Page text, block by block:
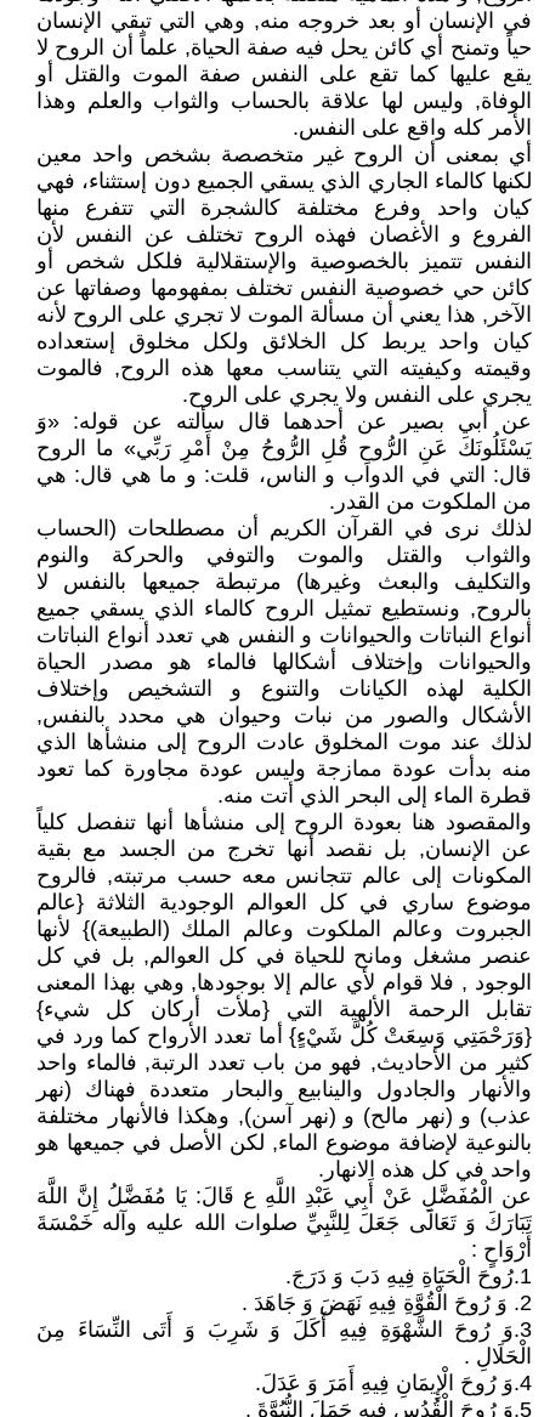
في الإنسان أو بعد خروجه منه, وهي التي تبقي الإنسان
حياً وتمنح أي كائن يحل فيه صفة الحياة, علماً أن الروح لا
يقع عليها كما تقع على النفس صفة الموت والقتل أو
الوفاة, وليس لها علاقة بالحساب والثواب والعلم وهذا
الأمر كله واقع على النفس.
أي بمعنى أن الروح غير متخصصة بشخص واحد معين
لكنها كالماء الجاري الذي يسقي الجميع دون إستثناء، فهي
كيان واحد وفرع مختلفة كالشجرة التي تتفرع منها
الفروع و الأغصان فهذه الروح تختلف عن النفس لأن
النفس تتميز بالخصوصية والإستقلالية فلكل شخص أو
كائن حي خصوصية النفس تختلف بمفهومها وصفاتها عن
الآخر, هذا يعني أن مسألة الموت لا تجري على الروح لأنه
كيان واحد يربط كل الخلائق ولكل مخلوق إستعداده
وقيمته وكيفيته التي يتناسب معها هذه الروح, فالموت
يجري على النفس ولا يجري على الروح.
عن أبي بصير عن أحدهما قال‏ سألته عن قوله: «وَ
يَسْئَلُونَكَ عَنِ الرُّوحِ قُلِ الرُّوحُ مِنْ أَمْرِ رَبِّي‏» ما الروح
قال: التي في الدواب و الناس، قلت: و ما هي قال: هي‏
من‏ الملكوت‏ من القدر.
لذلك نرى في القرآن الكريم أن مصطلحات (الحساب
والثواب والقتل والموت والتوفي والحركة والنوم
والتكليف والبعث وغيرها) مرتبطة جميعها بالنفس لا
بالروح, ونستطيع تمثيل الروح كالماء الذي يسقي جميع
أنواع النباتات والحيوانات و النفس هي تعدد أنواع النباتات
والحيوانات وإختلاف أشكالها فالماء هو مصدر الحياة
الكلية لهذه الكيانات والتنوع و التشخيص وإختلاف
الأشكال والصور من نبات وحيوان هي محدد بالنفس,
لذلك عند موت المخلوق عادت الروح إلى منشأها الذي
منه بدأت عودة ممازجة وليس عودة مجاورة كما تعود
قطرة الماء إلى البحر الذي أتت منه.
والمقصود هنا بعودة الروح إلى منشأها أنها تنفصل كلياً
عن الإنسان, بل نقصد أنها تخرج من الجسد مع بقية
المكونات إلى عالم تتجانس معه حسب مرتبته, فالروح
موضوع ساري في كل العوالم الوجودية الثلاثة {عالم
الجبروت وعالم الملكوت وعالم الملك (الطبيعة)} لأنها
عنصر مشغل ومانح للحياة في كل العوالم, بل في كل
الوجود , فلا قوام لأي عالم إلا بوجودها, وهي بهذا المعنى
تقابل الرحمة الألهية التي {ملأت أركان كل شيء}
{وَرَحْمَتِي وَسِعَتْ كُلَّ شَيْءٍ} أما تعدد الأرواح كما ورد في
كثير من الأحاديث, فهو من باب تعدد الرتبة, فالماء واحد
والأنهار والجادول والينابيع والبحار متعددة فهناك (نهر
عذب) و (نهر مالح) و (نهر آسن), وهكذا فالأنهار مختلفة
بالنوعية لإضافة موضوع الماء, لكن الأصل في جميعها هو
واحد في كل هذه الانهار.
عن الْمُفَضَّلِ عَنْ أَبِي عَبْدِ اللَّهِ ع قَالَ: يَا مُفَضَّلُ إِنَّ اللَّهَ
تَبَارَكَ وَ تَعَالَى جَعَلَ لِلنَّبِيِّ صلوات الله عليه وآله خَمْسَةَ
أَرْوَاحٍ :
1.رُوحَ‏ الْحَيَاةِ فِيهِ‏ دَبَ‏ وَ دَرَجَ‏.
2. وَ رُوحَ الْقُوَّةِ فِيهِ نَهَضَ وَ جَاهَدَ .
3.وَ رُوحَ الشَّهْوَةِ فِيهِ أَكَلَ وَ شَرِبَ وَ أَتَى النِّسَاءَ مِنَ
الْحَلَالِ .
4.وَ رُوحَ الْإِيمَانِ فِيهِ أَمَرَ وَ عَدَلَ.
5.وَ رُوحَ الْقُدُسِ فِيهِ حَمَلَ النُّبُوَّةَ .